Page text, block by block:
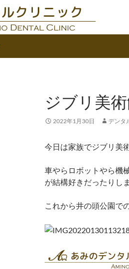
ジブリ美術
2022年1月30日 デンタ
今日は家族でジブリ美
車やらロボットやら機
が結構好きだったりし
これから井の頭公園で